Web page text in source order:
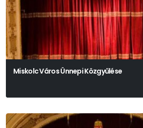
Miskolc Város Ünnepi Közgyűlése